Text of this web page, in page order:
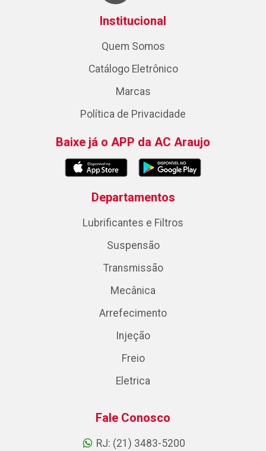
Institucional
Quem Somos
Catálogo Eletrônico
Marcas
Política de Privacidade
Baixe já o APP da AC Araujo
Departamentos
Lubrificantes e Filtros
Suspensão
Transmissão
Mecânica
Arrefecimento
Injeção
Freio
Eletrica
Fale Conosco
RJ: (21) 3483-5200